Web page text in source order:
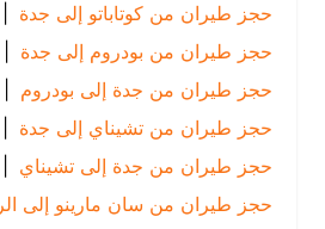
حجز طيران من كوتاباتو إلى جدة
حجز طيران من بودروم إلى جدة
حجز طيران من جدة إلى بودروم |
حجز طيران من تشيناي إلى جدة
حجز طيران من جدة إلى تشيناي |
حجز طيران من سان مارينو إلى الرياض